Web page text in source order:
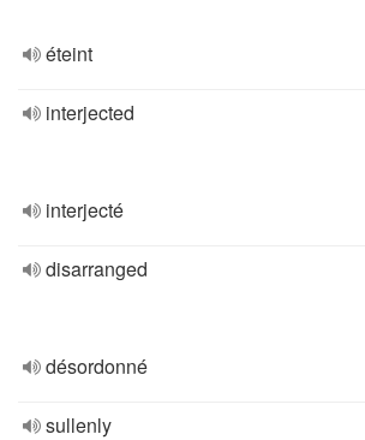
éteint
interjected
interjecté
disarranged
désordonné
sullenly